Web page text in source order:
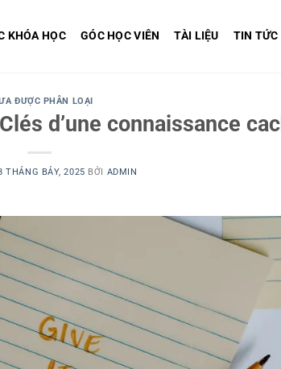
KHÓA HỌC GÓC HỌC VIÊN TÀI LIỆU TIN TỨC
ĐƯỢC PHÂN LOẠI
d’une connaissance
THÁNG BẢY, 2025 BỞI ADMIN